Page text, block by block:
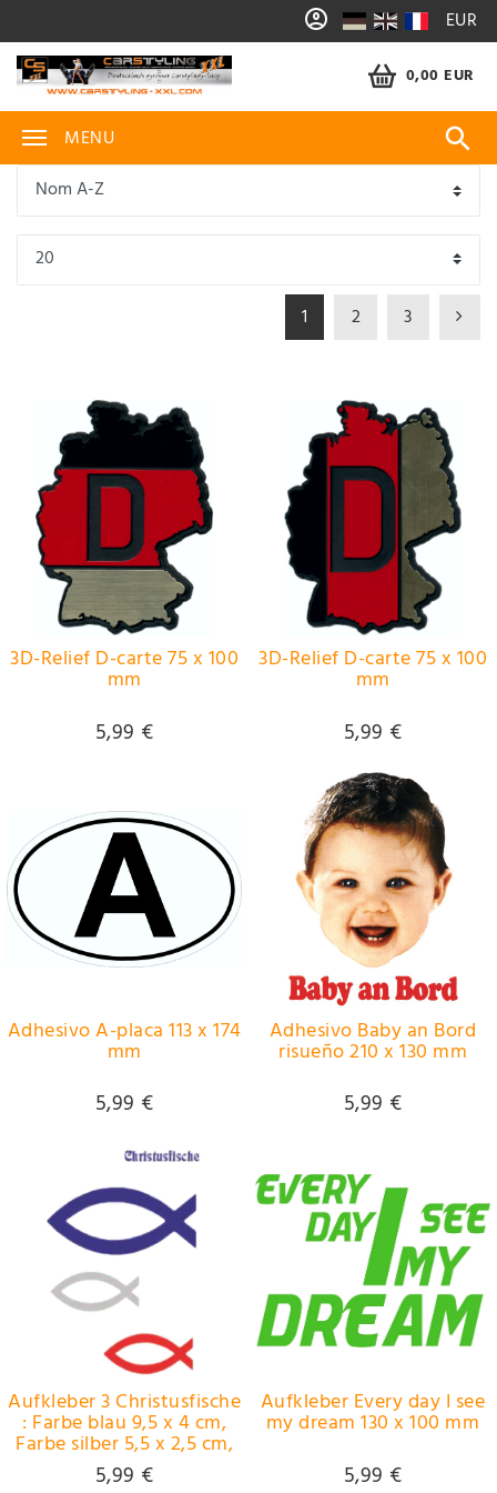
EUR
0,00 EUR
MENU
1 2 3
3D-Relief D-carte 75 x 100
mm
5,99 €
3D-Relief D-carte 75 x 100
mm
5,99 €
Adhesivo A-placa 113 x 174
mm
5,99 €
Adhesivo Baby an Bord
risueño 210 x 130 mm
5,99 €
Aufkleber 3 Christusfische
: Farbe blau 9,5 x 4 cm,
Farbe silber 5,5 x 2,5 cm,
Farbe rot 5,5 x 2,5 cm
5,99 €
Aufkleber Every day I see
my dream 130 x 100 mm
5,99 €